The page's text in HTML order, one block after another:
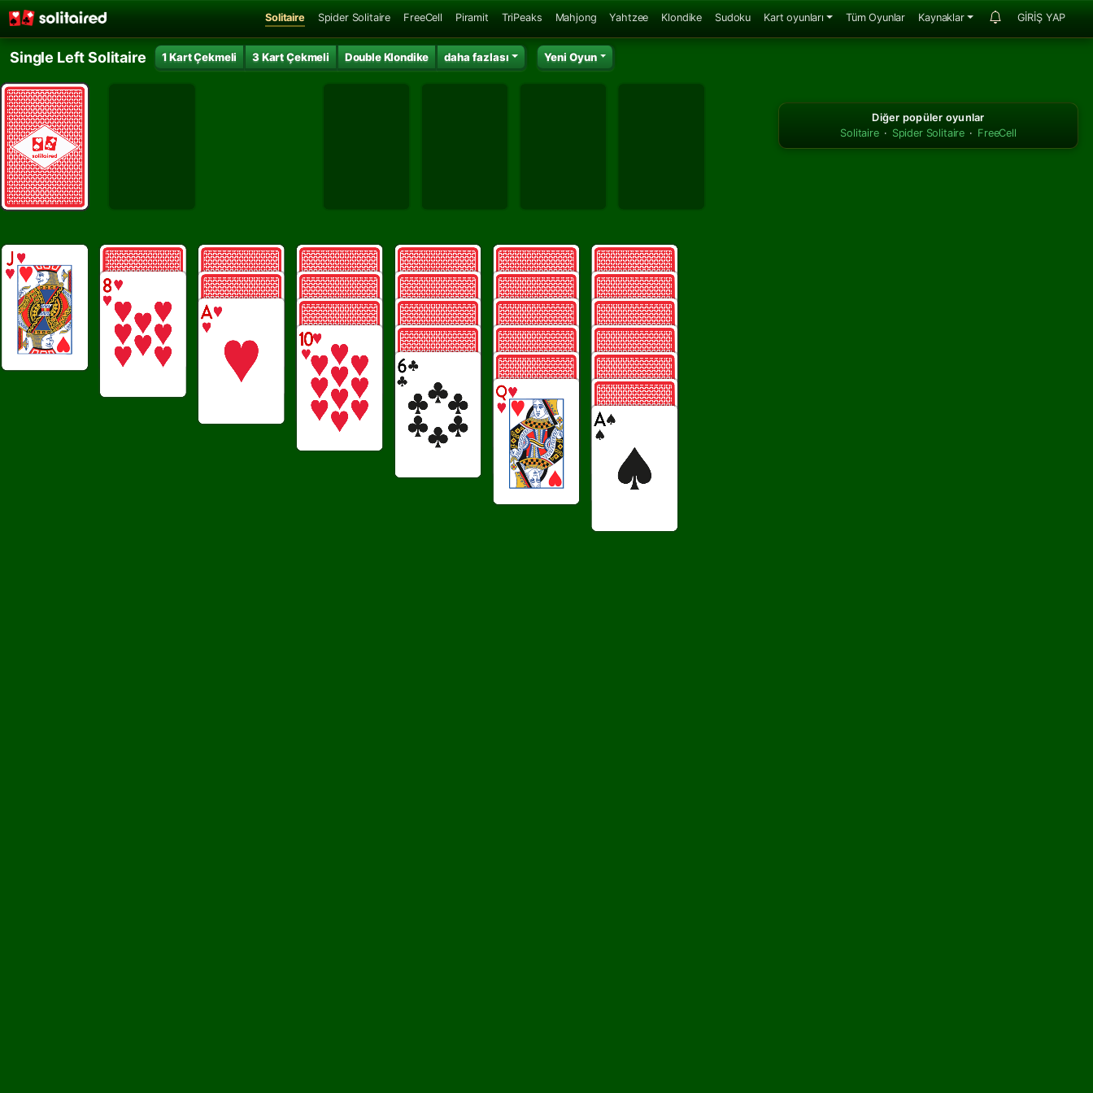
Solitaire Spider Solitaire FreeCell Piramit TriPeaks Mahjong Yahtzee Klondike Sudoku Kart oyunları Tüm Oyunlar Kaynaklar GİRİŞ YAP
Single Left Solitaire 1 Kart Çekmeli 3 Kart Çekmeli Double Klondike daha fazlası Yeni Oyun
Diğer popüler oyunlar
Solitaire · Spider Solitaire · FreeCell